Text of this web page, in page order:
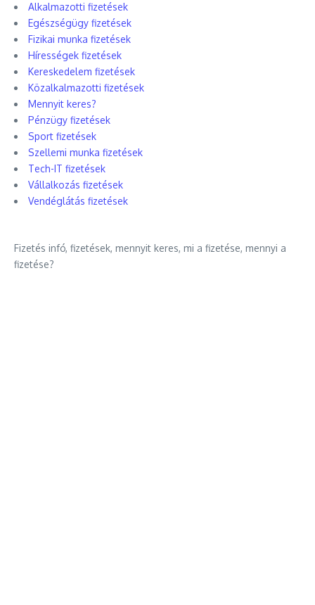
Alkalmazotti fizetések
Egészségügy fizetések
Fizikai munka fizetések
Hírességek fizetések
Kereskedelem fizetések
Közalkalmazotti fizetések
Mennyit keres?
Pénzügy fizetések
Sport fizetések
Szellemi munka fizetések
Tech-IT fizetések
Vállalkozás fizetések
Vendéglátás fizetések
Fizetés infó, fizetések, mennyit keres, mi a fizetése, mennyi a
fizetése?